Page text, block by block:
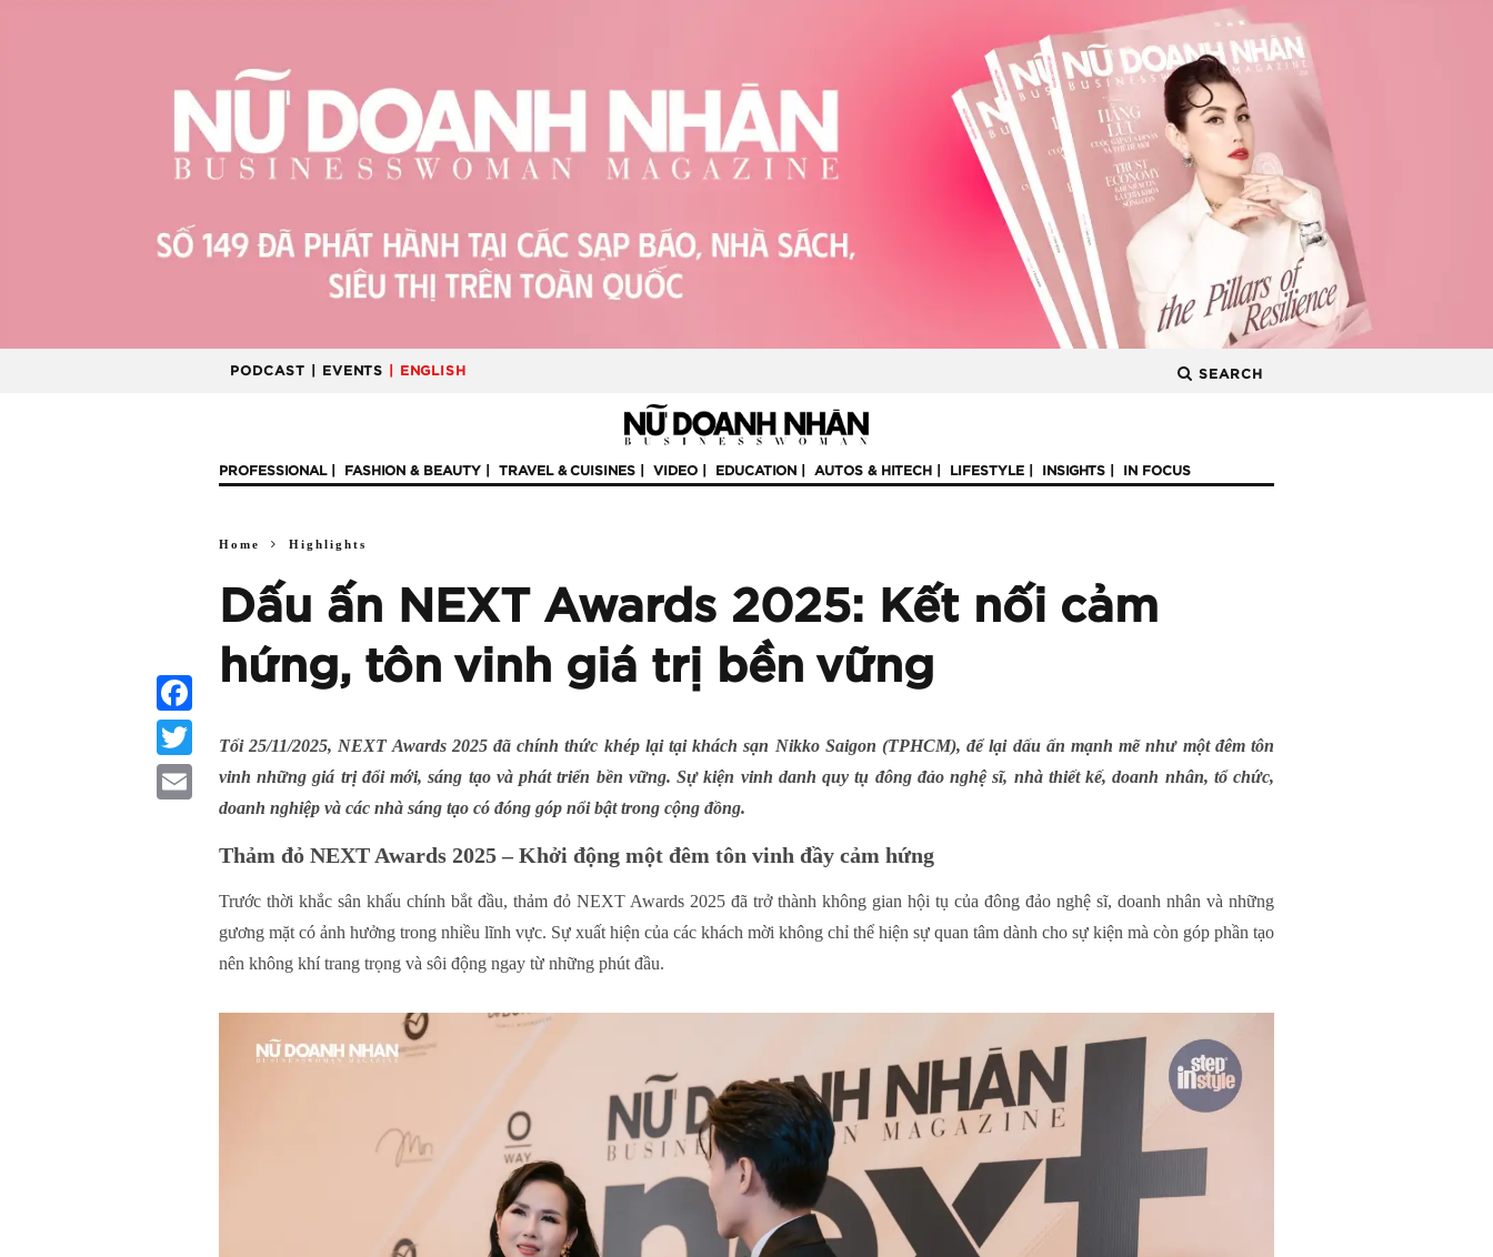
PODCAST | EVENTS | ENGLISH SEARCH
PROFESSIONAL FASHION & BEAUTY TRAVEL & CUISINES VIDEO EDUCATION AUTOS & HITECH LIFESTYLE INSIGHTS IN FOCUS
Home Highlights
Dấu ấn NEXT Awards 2025: Kết nối cảm
hứng, tôn vinh giá trị bền vững
Tối 25/11/2025, NEXT Awards 2025 đã chính thức khép lại tại khách sạn Nikko Saigon (TPHCM), để lại dấu ấn mạnh mẽ như một đêm tôn
vinh những giá trị đổi mới, sáng tạo và phát triển bền vững. Sự kiện vinh danh quy tụ đông đảo nghệ sĩ, nhà thiết kế, doanh nhân, tổ chức,
doanh nghiệp và các nhà sáng tạo có đóng góp nổi bật trong cộng đồng.
Thảm đỏ NEXT Awards 2025 – Khởi động một đêm tôn vinh đầy cảm hứng
Trước thời khắc sân khấu chính bắt đầu, thảm đỏ NEXT Awards 2025 đã trở thành không gian hội tụ của đông đảo nghệ sĩ, doanh nhân và những
gương mặt có ảnh hưởng trong nhiều lĩnh vực. Sự xuất hiện của các khách mời không chỉ thể hiện sự quan tâm dành cho sự kiện mà còn góp phần tạo
nên không khí trang trọng và sôi động ngay từ những phút đầu.
Facebook
Twitter